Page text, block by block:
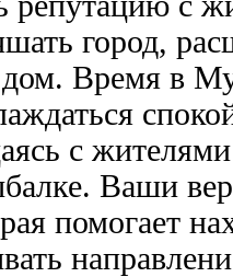
город,
дом. Время в
с
Ваши
помогает